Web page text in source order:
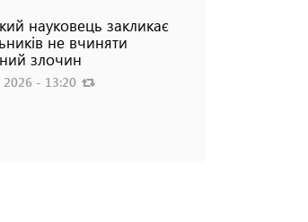
науковець закликає
не вчиняти
злочин
2026 - 13:20